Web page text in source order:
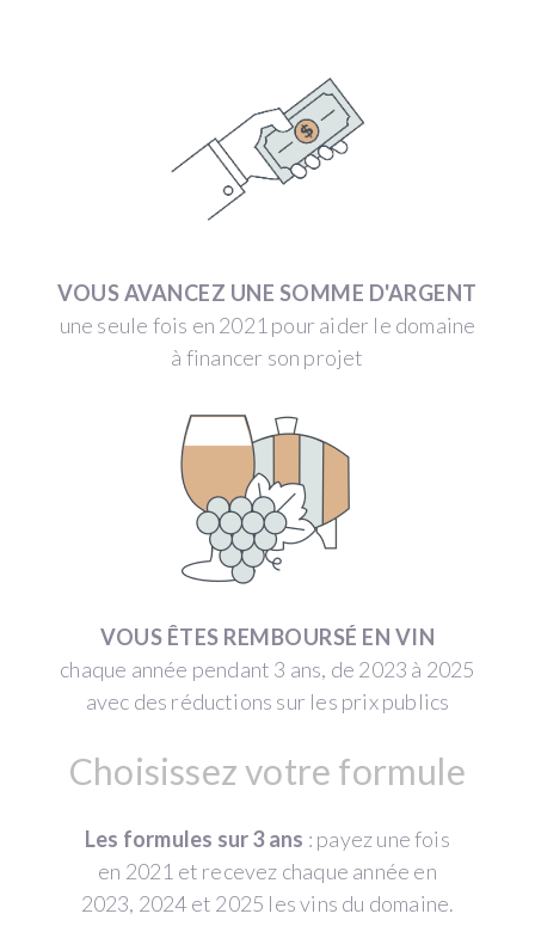
VOUS AVANCEZ UNE SOMME D'ARGENT
une seule fois en 2021 pour aider le domaine
à financer son projet
VOUS ÊTES REMBOURSÉ EN VIN
chaque année pendant 3 ans, de 2023 à 2025
avec des réductions sur les prix publics
Choisissez votre formule
Les formules sur 3 ans : payez une fois
en 2021 et recevez chaque année en
2023, 2024 et 2025 les vins du domaine.